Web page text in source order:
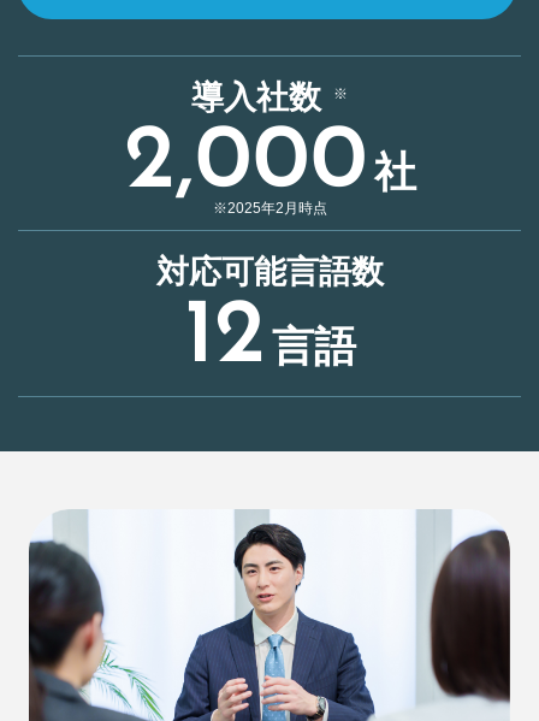
導入社数
2,000社
※2025年2月時点
対応可能言語数
12 言語